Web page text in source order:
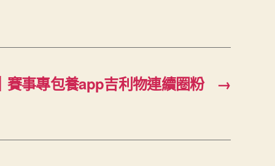
→
賽事專包養app吉利物連續圈粉